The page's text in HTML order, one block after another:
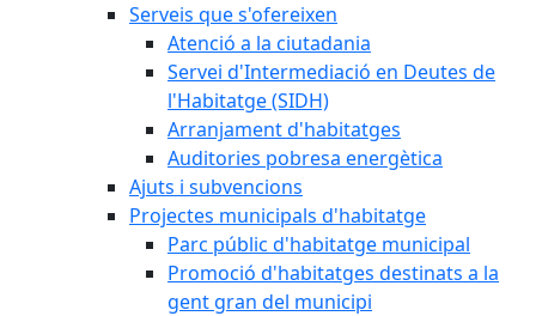
Serveis que s'ofereixen
Atenció a la ciutadania
Servei d'Intermediació en Deutes de
l'Habitatge (SIDH)
Arranjament d'habitatges
Auditories pobresa energètica
Ajuts i subvencions
Projectes municipals d'habitatge
Parc públic d'habitatge municipal
Promoció d'habitatges destinats a la
gent gran del municipi